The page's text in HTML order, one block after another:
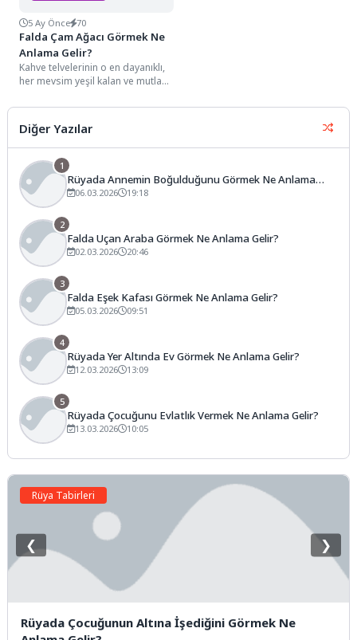
5 Ay Önce 70
Falda Çam Ağacı Görmek Ne
Anlama Gelir?
Kahve telvelerinin o en dayanıklı,
her mevsim yeşil kalan ve mutlak
Diğer Yazılar
1
Rüyada Annemin Boğulduğunu Görmek Ne Anlama
Gelir?
06.03.2026 19:18
2
Falda Uçan Araba Görmek Ne Anlama Gelir?
02.03.2026 20:46
3
Falda Eşek Kafası Görmek Ne Anlama Gelir?
05.03.2026 09:51
4
Rüyada Yer Altında Ev Görmek Ne Anlama Gelir?
12.03.2026 13:09
5
Rüyada Çocuğunu Evlatlık Vermek Ne Anlama Gelir?
13.03.2026 10:05
Rüya Tabirleri
Rüyada Çocuğunun Altına İşediğini Görmek Ne
❮ ❯